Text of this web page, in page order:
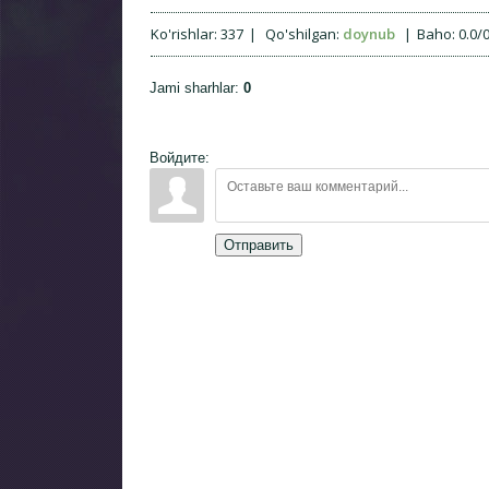
Ko'rishlar: 337 | Qo'shilgan: doynub | Baho: 0.0/0
Jami sharhlar: 0
Войдите:
Отправить